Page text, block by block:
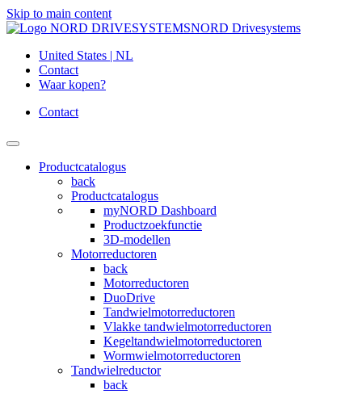
Skip to main content
NORD Drivesystems
United States | NL
Contact
Waar kopen?
Contact
Productcatalogus
back
Productcatalogus
myNORD Dashboard
Productzoekfunctie
3D-modellen
Motorreductoren
back
Motorreductoren
DuoDrive
Tandwielmotorreductoren
Vlakke tandwielmotorreductoren
Kegeltandwielmotorreductoren
Wormwielmotorreductoren
Tandwielreductor
back